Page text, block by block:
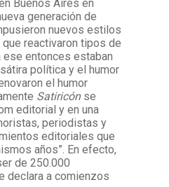
Buenos Aires en
generación de
nuevos estilos
reactivaron tipos de
entonces estaban
política y el humor
el humor
Satiricónse
editorial y en una
periodistas y
editoriales que
años”. En efecto,
de 250.000
declara a comienzos